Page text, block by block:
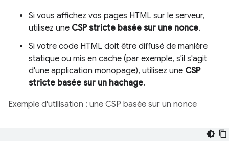
Si vous affichez vos pages HTML sur le serveur,
utilisez une CSP stricte basée sur une nonce.
Si votre code HTML doit être diffusé de manière
statique ou mis en cache (par exemple, s'il s'agit
d'une application monopage), utilisez une CSP
stricte basée sur un hachage.
Exemple d'utilisation : une CSP basée sur un nonce